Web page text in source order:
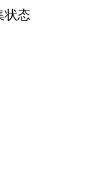
状态